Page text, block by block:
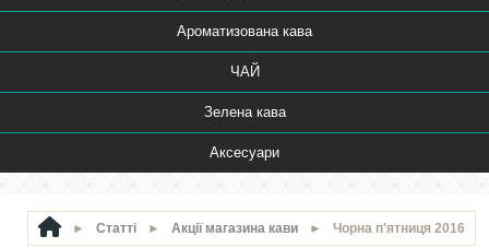
Ароматизована кава
ЧАЙ
Зелена кава
Аксесуари
► Статті ► Акції магазина кави ► Чорна п'ятниця 2016